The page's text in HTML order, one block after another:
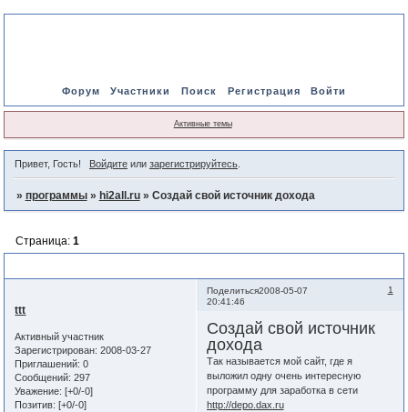
Форум Участники Поиск Регистрация Войти
Активные темы
Привет, Гость! Войдитеили зарегистрируйтесь.
» программы » hi2all.ru » Создай свой источник дохода
Страница: 1
Поделиться 1
2008-05-07
20:41:46
ttt
Активный участник
Зарегистрирован: 2008-03-27
Приглашений: 0
Сообщений: 297
Уважение: [+0/-0]
Позитив: [+0/-0]
Создай свой источник
дохода
Так называется мой сайт, где я
выложил одну очень интересную
программу для заработка в сети
http://depo.dax.ru